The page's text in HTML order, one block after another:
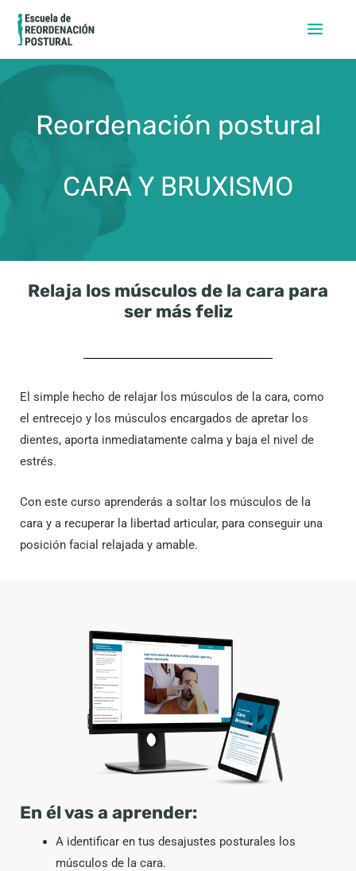
Reordenación postural
CARA Y BRUXISMO
Relaja los músculos de la cara para
ser más feliz
El simple hecho de relajar los músculos de la cara, como
el entrecejo y los músculos encargados de apretar los
dientes, aporta inmediatamente calma y baja el nivel de
estrés.
Con este curso aprenderás a soltar los músculos de la
cara y a recuperar la libertad articular, para conseguir una
posición facial relajada y amable.
En él vas a aprender:
A identificar en tus desajustes posturales los
músculos de la cara.